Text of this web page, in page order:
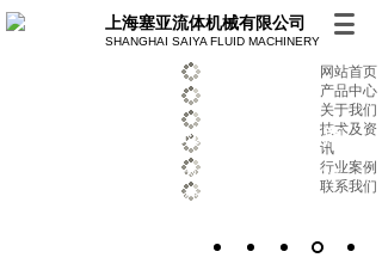
网站首页
产品中心
关于我们
技术及资
讯
行业案例
联系我们
上海塞亚流体机械有限公司
SHANGHAI SAIYA FLUID MACHINERY
油水分离 精密过滤 专业制造商
油水分离 精密过滤 专业制造商
始终致力于提供高品质的产品及服务 助力客户解
决优化多种环保方案
始终致力于提供高品质的产品及服务 助力客户解
决优化多种环保方案